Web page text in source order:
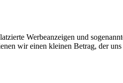
Werbeanzeigen und
wir einen kleinen Betrag, der